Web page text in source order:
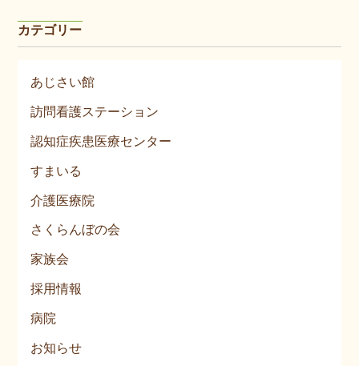
カテゴリー
あじさい館
訪問看護ステーション
認知症疾患医療センター
すまいる
介護医療院
さくらんぼの会
家族会
採用情報
病院
お知らせ